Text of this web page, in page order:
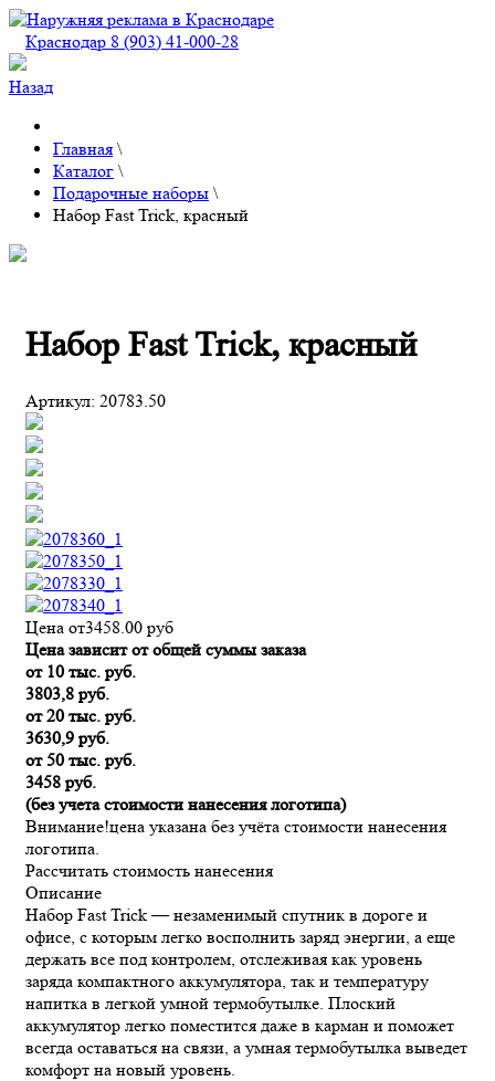
Краснодар 8 (903) 41-000-28
Назад
Главная \
Каталог \
Подарочные наборы \
Набор Fast Trick, красный
Набор Fast Trick, красный
Артикул: 20783.50
Цена от3458.00 руб
Цена зависит от общей суммы заказа
от 10 тыс. руб.
3803,8 руб.
от 20 тыс. руб.
3630,9 руб.
от 50 тыс. руб.
3458 руб.
(без учета стоимости нанесения логотипа)
Внимание!цена указана без учёта стоимости нанесения
логотипа.
Рассчитать стоимость нанесения
Описание
Набор Fast Trick — незаменимый спутник в дороге и
офисе, с которым легко восполнить заряд энергии, а еще
держать все под контролем, отслеживая как уровень
заряда компактного аккумулятора, так и температуру
напитка в легкой умной термобутылке. Плоский
аккумулятор легко поместится даже в карман и поможет
всегда оставаться на связи, а умная термобутылка выведет
комфорт на новый уровень.